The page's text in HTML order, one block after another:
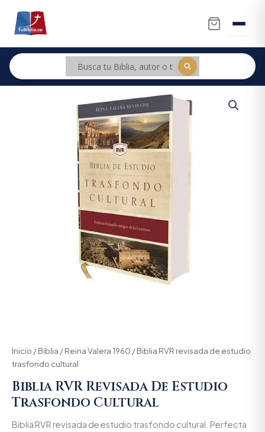
contenido
Inicio /Biblia /Reina Valera 1960 / Biblia RVR revisada de estudio
trasfondo cultural
Biblia RVR Revisada De Estudio
Trasfondo Cultural
Biblia RVR revisada de estudio trasfondo cultural. Perfecta